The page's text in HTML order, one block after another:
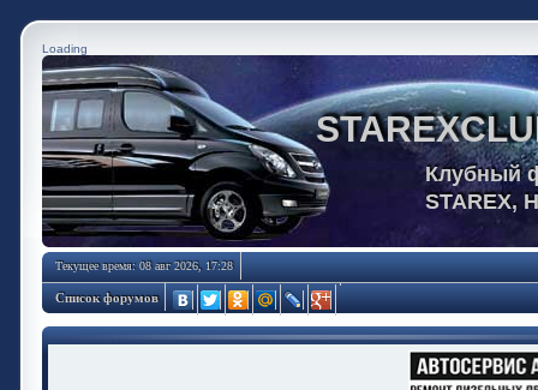
Loading
Клубный
STAREX,
Текущее время: 08 авг 2026, 17:28
Список форумов